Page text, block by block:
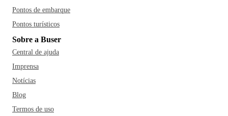
Pontos de embarque
Pontos turísticos
Sobre a Buser
Central de ajuda
Imprensa
Notícias
Blog
Termos de uso